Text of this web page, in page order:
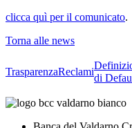
clicca quì per il comunicato.
Torna alle news
TrasparenzaReclami
di